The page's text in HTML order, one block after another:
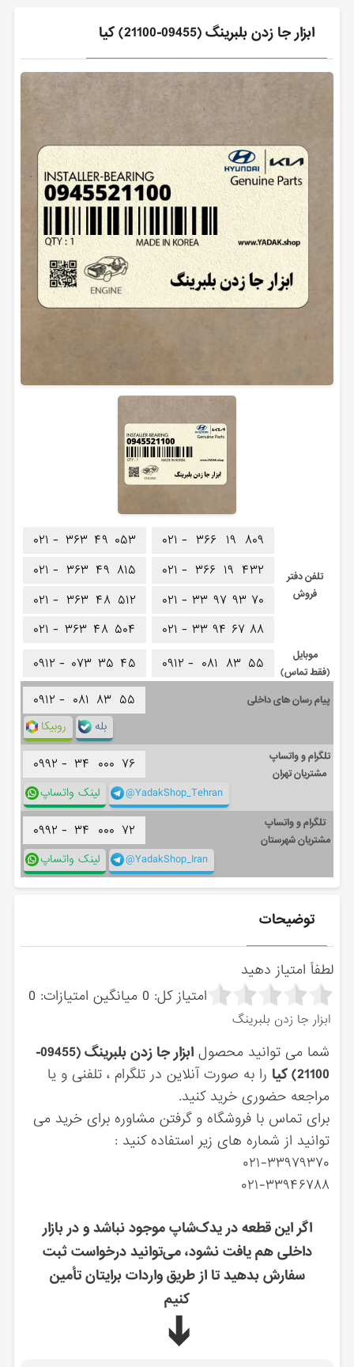
ابزار جا زدن بلبرينگ (09455-21100) کیا
تلفن دفتر
فروش
۰۲۱ - ۳۶۶ ۱۹ ۸۰۹
۰۲۱ - ۳۶۶ ۱۹ ۴۳۲
۰۲۱ - ۳۳ ۹۷ ۹۳ ۷۰
۰۲۱ - ۳۳ ۹۴ ۶۷ ۸۸
۰۲۱ - ۳۶۳ ۴۹ ۰۵۳
۰۲۱ - ۳۶۳ ۴۹ ۸۱۵
۰۲۱ - ۳۶۳ ۴۸ ۵۱۲
۰۲۱ - ۳۶۳ ۴۸ ۵۰۴
موبایل
(فقط تماس)
۰۹۱۲ - ۰۸۱ ۸۳ ۵۵ ۰۹۱۲ - ۰۷۳ ۳۵ ۴۵
پیام رسان های داخلی ۰۹۱۲ - ۰۸۱ ۸۳ ۵۵
روبیکا بله
تلگرام و واتساپ
مشتریان تهران
۰۹۹۲ - ۳۴ ۰۰۰ ۷۶
لینک واتساپ @YadakShop_Tehran
تلگرام و واتساپ
مشتریان شهرستان
۰۹۹۲ - ۳۴ ۰۰۰ ۷۲
لینک واتساپ @YadakShop_Iran
توضیحات
لطفاً امتیاز دهید
امتیاز کل: 0 میانگین امتیازات: 0
ابزار جا زدن بلبرينگ
شما می توانید محصول
ابزار جا زدن بلبرينگ (09455-
21100) کیا
را به صورت آنلاین در تلگرام ، تلفنی و یا
مراجعه حضوری خرید کنید.
برای تماس با فروشگاه و گرفتن مشاوره برای خرید می
توانید از شماره های زیر استفاده کنید :
۰۲۱-۳۳۹۷۹۳۷۰
۰۲۱-۳۳۹۴۶۷۸۸
اگر این قطعه در یدک‌شاپ موجود نباشد و در بازار
داخلی هم یافت نشود، می‌توانید درخواست ثبت
سفارش بدهید تا از طریق واردات برایتان تأمین
کنیم
➔